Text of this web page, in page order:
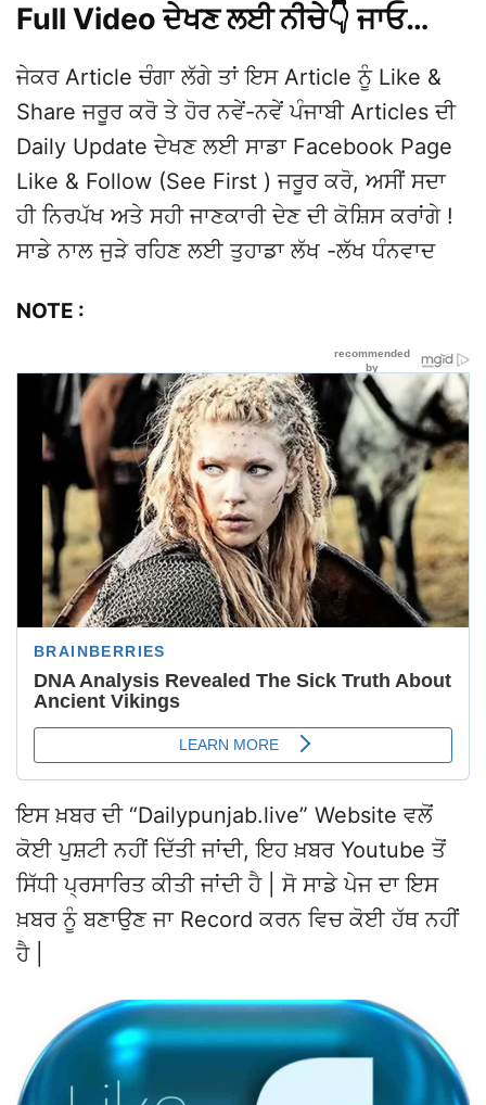
Full Video ਦੇਖਣ ਲਈ ਨੀਚੇ👇 ਜਾਓ…
ਜੇਕਰ Article ਚੰਗਾ ਲੱਗੇ ਤਾਂ ਇਸ Article ਨੂੰ Like &
Share ਜਰੂਰ ਕਰੋ ਤੇ ਹੋਰ ਨਵੇਂ-ਨਵੇਂ ਪੰਜਾਬੀ Articles ਦੀ
Daily Update ਦੇਖਣ ਲਈ ਸਾਡਾ Facebook Page
Like & Follow (See First ) ਜਰੂਰ ਕਰੋ, ਅਸੀਂ ਸਦਾ
ਹੀ ਨਿਰਪੱਖ ਅਤੇ ਸਹੀ ਜਾਣਕਾਰੀ ਦੇਣ ਦੀ ਕੋਸ਼ਿਸ ਕਰਾਂਗੇ !
ਸਾਡੇ ਨਾਲ ਜੁੜੇ ਰਹਿਣ ਲਈ ਤੁਹਾਡਾ ਲੱਖ -ਲੱਖ ਧੰਨਵਾਦ
NOTE :
ਇਸ ਖ਼ਬਰ ਦੀ “Dailypunjab.live” Website ਵਲੋਂ
ਕੋਈ ਪੁਸ਼ਟੀ ਨਹੀਂ ਦਿੱਤੀ ਜਾਂਦੀ, ਇਹ ਖ਼ਬਰ Youtube ਤੋਂ
ਸਿੱਧੀ ਪ੍ਰਸਾਰਿਤ ਕੀਤੀ ਜਾਂਦੀ ਹੈ | ਸੋ ਸਾਡੇ ਪੇਜ ਦਾ ਇਸ
ਖ਼ਬਰ ਨੂੰ ਬਣਾਉਣ ਜਾ Record ਕਰਨ ਵਿਚ ਕੋਈ ਹੱਥ ਨਹੀਂ
ਹੈ |